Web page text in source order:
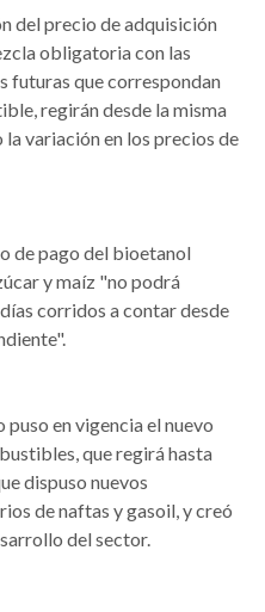
del precio de adquisición
obligatoria con las
futuras que correspondan
regirán desde la misma
la variación en los precios de
de pago del bioetanol
y maíz "no podrá
corridos a contar desde
en vigencia el nuevo
que regirá hasta
dispuso nuevos
de naftas y gasoil, y creó
del sector.